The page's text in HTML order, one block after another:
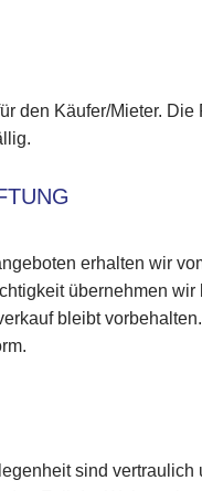
den Käufer/Mieter.
erhalten wir
übernehmen
bleibt
sind